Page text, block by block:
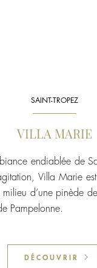
SAINT-TROPEZ
VILLA MARIE
endiablée de
Villa Marie
d’une pinède
Pampelonne.
DÉCOUVRIR